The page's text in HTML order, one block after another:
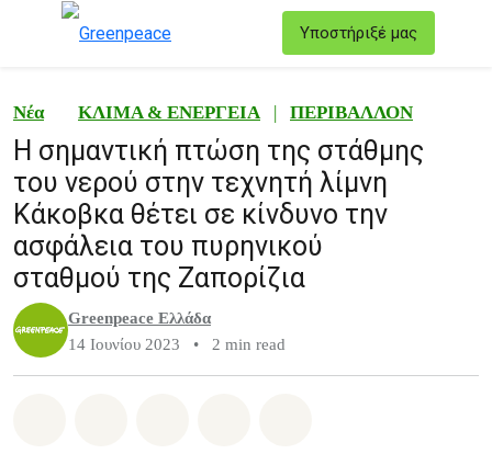
Υποστήριξέ μας
Νέα ΚΛΙΜΑ & ΕΝΕΡΓΕΙΑ | ΠΕΡΙΒΑΛΛΟΝ
Η σημαντική πτώση της στάθμης
του νερού στην τεχνητή λίμνη
Κάκοβκα θέτει σε κίνδυνο την
ασφάλεια του πυρηνικού
σταθμού της Ζαπορίζια
Greenpeace Ελλάδα
14 Ιουνίου 2023
• 2 min read